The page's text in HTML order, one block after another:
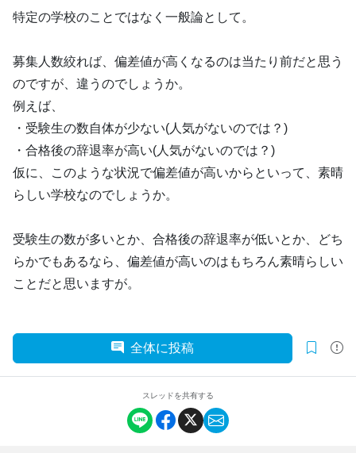
特定の学校のことではなく一般論として。
募集人数絞れば、偏差値が高くなるのは当たり前だと思う
のですが、違うのでしょうか。
例えば、
・受験生の数自体が少ない(人気がないのでは？)
・合格後の辞退率が高い(人気がないのでは？)
仮に、このような状況で偏差値が高いからといって、素晴
らしい学校なのでしょうか。
受験生の数が多いとか、合格後の辞退率が低いとか、どち
らかでもあるなら、偏差値が高いのはもちろん素晴らしい
ことだと思いますが。
全体に投稿
スレッドを共有する